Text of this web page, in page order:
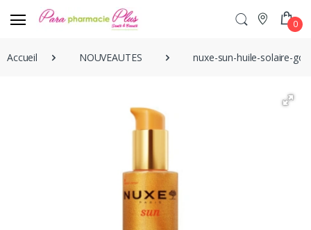
0
Accueil NOUVEAUTES nuxe-sun-huile-solaire-